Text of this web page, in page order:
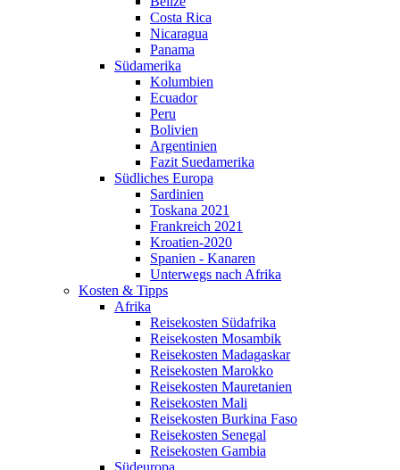
Costa Rica
Nicaragua
Panama
Südamerika
Kolumbien
Ecuador
Peru
Bolivien
Argentinien
Fazit Suedamerika
Südliches Europa
Sardinien
Toskana 2021
Frankreich 2021
Kroatien-2020
Spanien - Kanaren
Unterwegs nach Afrika
Kosten & Tipps
Afrika
Reisekosten Südafrika
Reisekosten Mosambik
Reisekosten Madagaskar
Reisekosten Marokko
Reisekosten Mauretanien
Reisekosten Mali
Reisekosten Burkina Faso
Reisekosten Senegal
Reisekosten Gambia